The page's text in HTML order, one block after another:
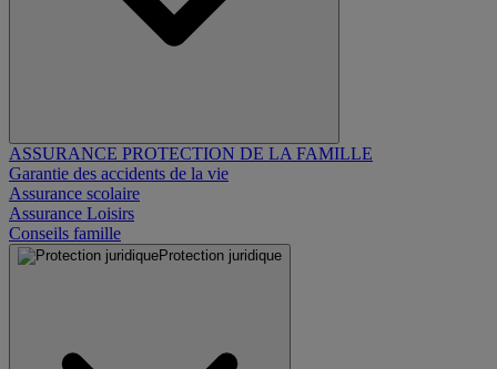
ASSURANCE PROTECTION DE LA FAMILLE
Garantie des accidents de la vie
Assurance scolaire
Assurance Loisirs
Conseils famille
Protection juridique